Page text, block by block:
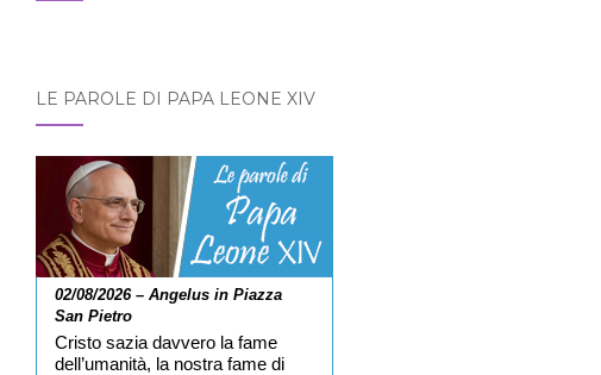
LE PAROLE DI PAPA LEONE XIV
02/08/2026 – Angelus in Piazza
San Pietro
Cristo sazia davvero la fame
dell’umanità, la nostra fame di